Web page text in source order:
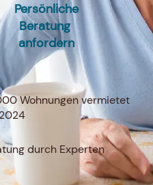
Persönliche
Beratung
anfordern
Wohnungen vermietet
durch Experten